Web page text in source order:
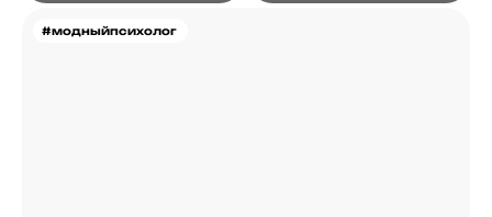
#модныйпсихолог